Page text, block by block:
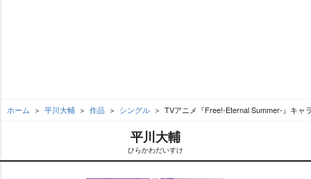
ホーム 平川大輔 作品 シングル TVアニメ『Free!-Eternal Summer-』キャ
平川大輔
ひらかわだいすけ